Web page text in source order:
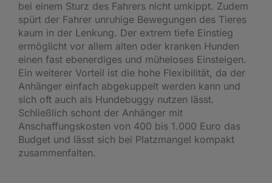
bei einem Sturz des Fahrers nicht umkippt. Zudem
spürt der Fahrer unruhige Bewegungen des Tieres
kaum in der Lenkung. Der extrem tiefe Einstieg
ermöglicht vor allem alten oder kranken Hunden
einen fast ebenerdiges und müheloses Einsteigen.
Ein weiterer Vorteil ist die hohe Flexibilität, da der
Anhänger einfach abgekuppelt werden kann und
sich oft auch als Hundebuggy nutzen lässt.
Schließlich schont der Anhänger mit
Anschaffungskosten von 400 bis 1.000 Euro das
Budget und lässt sich bei Platzmangel kompakt
zusammenfalten.